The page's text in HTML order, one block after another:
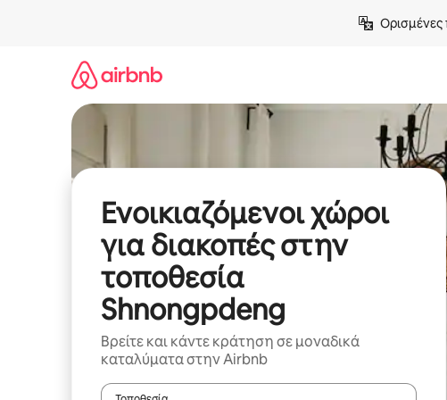
Ορισμένες
Ενοικιαζόμενοι χώροι
για διακοπές στην
τοποθεσία
Shnongpdeng
Βρείτε και κάντε κράτηση σε μοναδικά
καταλύματα στην Airbnb